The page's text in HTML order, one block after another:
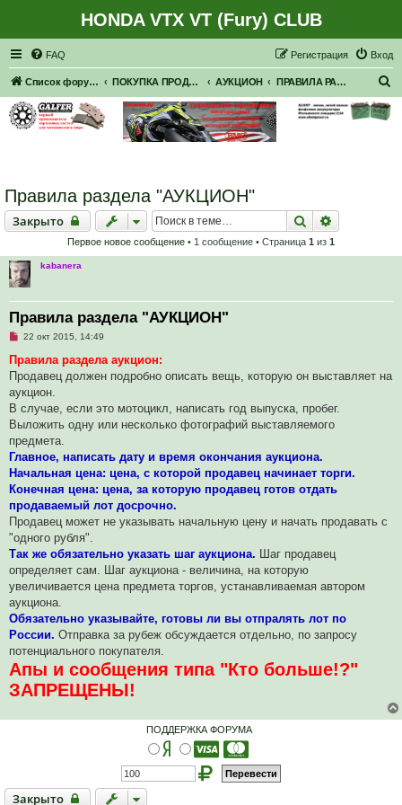
HONDA VTX VT (Fury) CLUB
FAQ Вход
Регистрация
Список форумов ПОКУПКА ПРОДАЖА АУКЦИОН ПРАВИЛА РАЗДЕЛА АУКЦИОН
Правила раздела "АУКЦИОН"
Закрыто
Закрыто Поиск
Первое новое сообщение • 1 сообщение • Страница 1 из 1
kabanera
Правила раздела "АУКЦИОН"
Н
п
р
о
ч
т
а
н
о
с
о
б
щ
н
и
22 окт 2015, 14:49
Правила раздела аукцион:
Продавец должен подробно описать вещь, которую он выставляет на
аукцион.
В случае, если это мотоцикл, написать год выпуска, пробег.
Выложить одну или несколько фотографий выставляемого
предмета.
Главное, написать дату и время окончания аукциона.
Начальная цена: цена, с которой продавец начинает торги.
Конечная цена: цена, за которую продавец готов отдать
продаваемый лот досрочно.
Продавец может не указывать начальную цену и начать продавать с
"одного рубля".
Так же обязательно указать шаг аукциона. Шаг продавец
определяет сам. Шаг аукциона - величина, на которую
увеличивается цена предмета торгов, устанавливаемая автором
аукциона.
Обязательно указывайте, готовы ли вы отпралять лот по
России. Отправка за рубеж обсуждается отдельно, по запросу
потенциального покупателя.
Апы и сообщения типа "Кто больше!?"
ЗАПРЕЩЕНЫ!
ПОДДЕРЖКА ФОРУМА
Закрыто
Закрыто